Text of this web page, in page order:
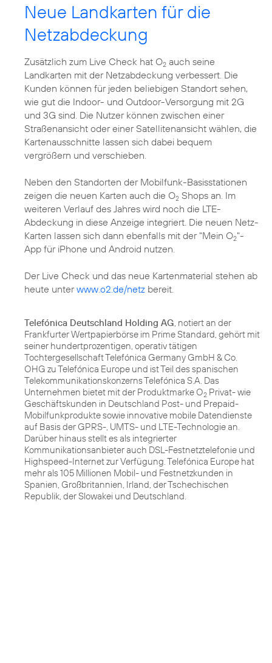
Neue Landkarten für die
Netzabdeckung
Zusätzlich zum Live Check hat O2 auch seine
Landkarten mit der Netzabdeckung verbessert. Die
Kunden können für jeden beliebigen Standort sehen,
wie gut die Indoor- und Outdoor-Versorgung mit 2G
und 3G sind. Die Nutzer können zwischen einer
Straßenansicht oder einer Satellitenansicht wählen, die
Kartenausschnitte lassen sich dabei bequem
vergrößern und verschieben.
Neben den Standorten der Mobilfunk-Basisstationen
zeigen die neuen Karten auch die O2 Shops an. Im
weiteren Verlauf des Jahres wird noch die LTE-
Abdeckung in diese Anzeige integriert. Die neuen Netz-
Karten lassen sich dann ebenfalls mit der "Mein O2"-
App für iPhone und Android nutzen.
Der Live Check und das neue Kartenmaterial stehen ab
heute unterwww.o2.de/netz bereit.
Telefónica Deutschland Holding AG, notiert an der
Frankfurter Wertpapierbörse im Prime Standard, gehört mit
seiner hundertprozentigen, operativ tätigen
Tochtergesellschaft Telefónica Germany GmbH & Co.
OHG zu Telefónica Europe und ist Teil des spanischen
Telekommunikationskonzerns Telefónica S.A. Das
Unternehmen bietet mit der Produktmarke O2 Privat- wie
Geschäftskunden in Deutschland Post- und Prepaid-
Mobilfunkprodukte sowie innovative mobile Datendienste
auf Basis der GPRS-, UMTS- und LTE-Technologie an.
Darüber hinaus stellt es als integrierter
Kommunikationsanbieter auch DSL-Festnetztelefonie und
Highspeed-Internet zur Verfügung. Telefónica Europe hat
mehr als 105 Millionen Mobil- und Festnetzkunden in
Spanien, Großbritannien, Irland, der Tschechischen
Republik, der Slowakei und Deutschland.